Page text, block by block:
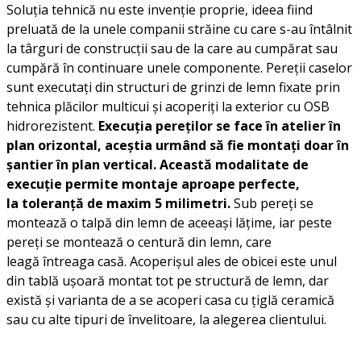
Soluția tehnică nu este invenție proprie, ideea fiind
preluată de la unele companii străine cu care s-au întâlnit
la târguri de construcții sau de la care au cumpărat sau
cumpără în continuare unele componente. Pereții caselor
sunt executați din structuri de grinzi de lemn fixate prin
tehnica plăcilor multicui și acoperiți la exterior cu OSB
hidrorezistent. Execuția pereților se face în atelier în
plan orizontal, aceștia urmând să fie montați doar în
șantier în plan vertical. Această modalitate de
execuție permite montaje aproape perfecte,
la toleranță de maxim 5 milimetri.Sub pereți se
montează o talpă din lemn de aceeași lățime, iar peste
pereți se montează o centură din lemn, care
leagă întreaga casă. Acoperișul ales de obicei este unul
din tablă ușoară montat tot pe structură de lemn, dar
există și varianta de a se acoperi casa cu țiglă ceramică
sau cu alte tipuri de învelitoare, la alegerea clientului.